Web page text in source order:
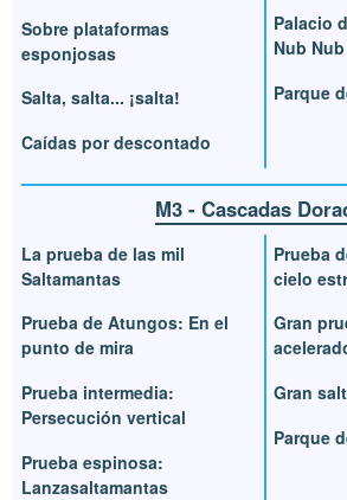
Sobre plataformas
esponjosas
Salta, salta... ¡salta!
Caídas por descontado
Palacio
Nub Nub
Parque
M3 - Cascadas
La prueba de las mil
Saltamantas
Prueba de Atungos: En el
punto de mira
Prueba intermedia:
Persecución vertical
Prueba espinosa:
Lanzasaltamantas
Prueba
cielo
Gran
Gran
Parque